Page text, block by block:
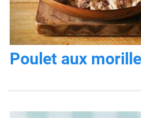
Poulet aux